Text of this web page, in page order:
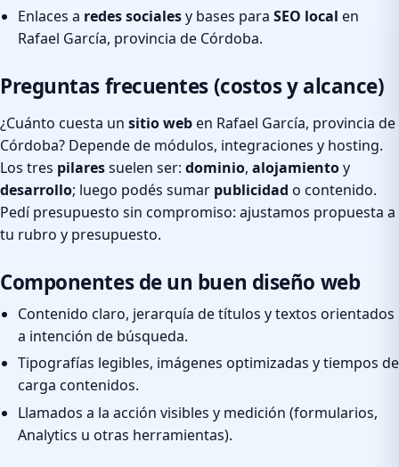
Enlaces a redes socialesy bases para SEO local en
Rafael García, provincia de Córdoba.
Preguntas frecuentes (costos y alcance)
¿Cuánto cuesta un sitio weben Rafael García, provincia de
Córdoba? Depende de módulos, integraciones y hosting.
Los tres pilaressuelen ser: dominio, alojamientoy
desarrollo; luego podés sumar publicidad o contenido.
Pedí presupuesto sin compromiso: ajustamos propuesta a
tu rubro y presupuesto.
Componentes de un buen diseño web
Contenido claro, jerarquía de títulos y textos orientados
a intención de búsqueda.
Tipografías legibles, imágenes optimizadas y tiempos de
carga contenidos.
Llamados a la acción visibles y medición (formularios,
Analytics u otras herramientas).